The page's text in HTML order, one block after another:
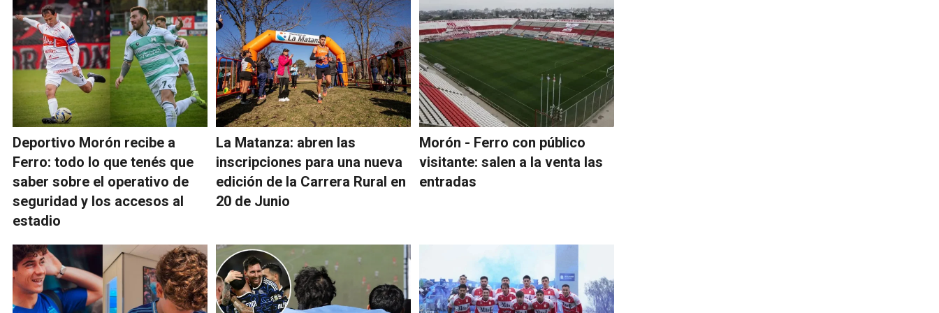
Deportivo Morón recibe a
Ferro: todo lo que tenés que
saber sobre el operativo de
seguridad y los accesos al
estadio
La Matanza: abren las
inscripciones para una nueva
edición de la Carrera Rural en
20 de Junio
Morón - Ferro con público
visitante: salen a la venta las
entradas